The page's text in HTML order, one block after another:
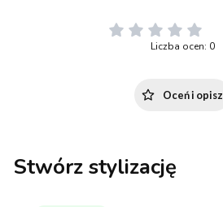
Liczba ocen: 0
Oceń i opisz
Stwórz stylizację